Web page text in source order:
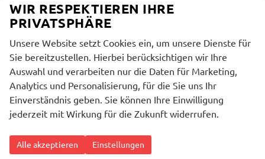
MULTIMEDIA UND KOMMUNIKATION:
Bordcomputer
Radio
Freisprecheinrichtung
Induktions-Ladestation
Bluetooth
USB Anschluss
Touchscreen
Sprachsteuerung
SICHERHEIT:
WIR RESPEKTIEREN IHRE
PRIVATSPHÄRE
Unsere Website setzt Cookies ein, um unsere Dienste für
Sie bereitzustellen. Hierbei berücksichtigen wir Ihre
Auswahl und verarbeiten nur die Daten für Marketing,
Analytics und Personalisierung, für die Sie uns Ihr
Einverständnis geben. Sie können Ihre Einwilligung
jederzeit mit Wirkung für die Zukunft widerrufen.
Alle akzeptieren Einstellungen